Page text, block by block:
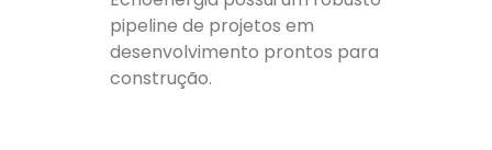
pipeline de projetos em
desenvolvimento prontos para
construção.